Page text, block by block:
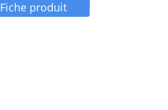
Fiche produit